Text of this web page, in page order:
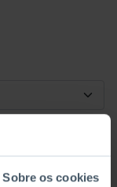
Sobre os cookies